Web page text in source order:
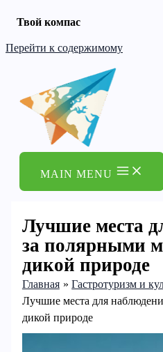
Твой компас
Перейти к содержимому
MAIN MENU
Лучшие места
за полярными
дикой природе
Главная
Гастротуризм и
Лучшие места для
дикой природе